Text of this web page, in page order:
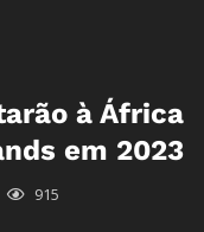
à África
em 2023
915